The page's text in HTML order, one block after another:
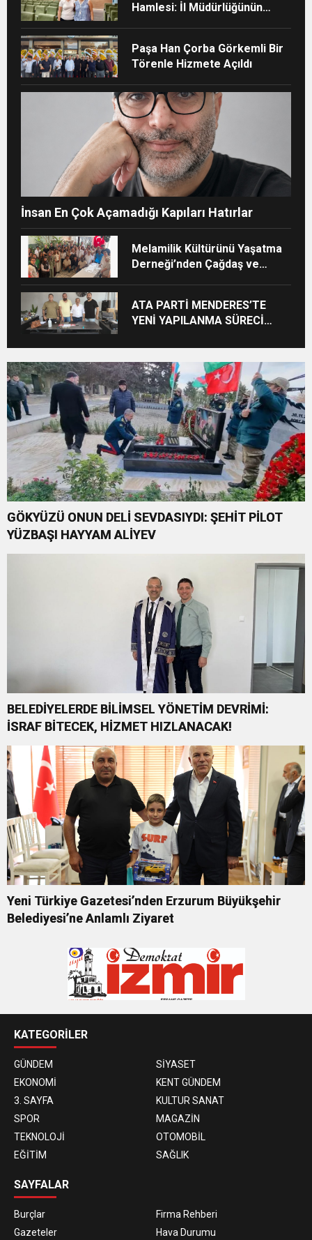
Hamlesi: İl Müdürlüğünün
Paşa Han Çorba Görkemli Bir
Törenle Hizmete Açıldı
İnsan En Çok Açamadığı Kapıları Hatırlar
Melamilik Kültürünü Yaşatma
Derneği’nden Çağdaş ve
ATA PARTİ MENDERES’TE
YENİ YAPILANMA SÜRECİ
GÖKYÜZÜ ONUN DELİ SEVDASIYDI: ŞEHİT PİLOT
YÜZBAŞI HAYYAM ALİYEV
BELEDİYELERDE BİLİMSEL YÖNETİM DEVRİMİ:
İSRAF BİTECEK, HİZMET HIZLANACAK!
Yeni Türkiye Gazetesi’nden Erzurum Büyükşehir
Belediyesi’ne Anlamlı Ziyaret
KATEGORİLER
GÜNDEM
SİYASET
EKONOMİ
KENT GÜNDEM
3. SAYFA
KULTUR SANAT
SPOR
MAGAZİN
TEKNOLOJİ
OTOMOBİL
EĞİTİM
SAĞLIK
SAYFALAR
Burçlar
Firma Rehberi
Gazeteler
Hava Durumu